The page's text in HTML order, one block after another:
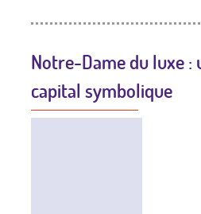
Notre-Dame du luxe :
capital symbolique